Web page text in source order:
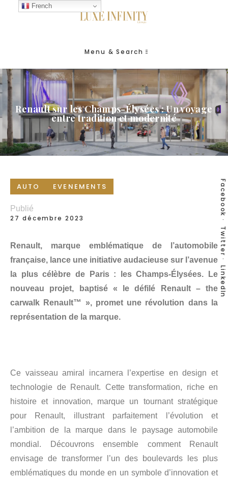
Menu & Search
Renault sur les Champs-Élysées : Un voyage
entre tradition et modernité
Facebook
Twitter
LinkedIn
AUTO EVENEMENTS
Publié
27 décembre 2023
Renault, marque emblématique de l’automobile
française, lance une initiative audacieuse sur l’avenue
la plus célèbre de Paris : les Champs-Élysées. Le
nouveau projet, baptisé « le défilé Renault – the
carwalk Renault™ », promet une révolution dans la
représentation de la marque.
Ce vaisseau amiral incarnera l’expertise en design et
technologie de Renault. Cette transformation, riche en
histoire et innovation, marque un tournant stratégique
pour Renault, illustrant parfaitement l’évolution et
l’ambition de la marque dans le paysage automobile
mondial. Découvrons ensemble comment Renault
envisage de transformer l’un des boulevards les plus
emblématiques du monde en un symbole d’innovation et
French